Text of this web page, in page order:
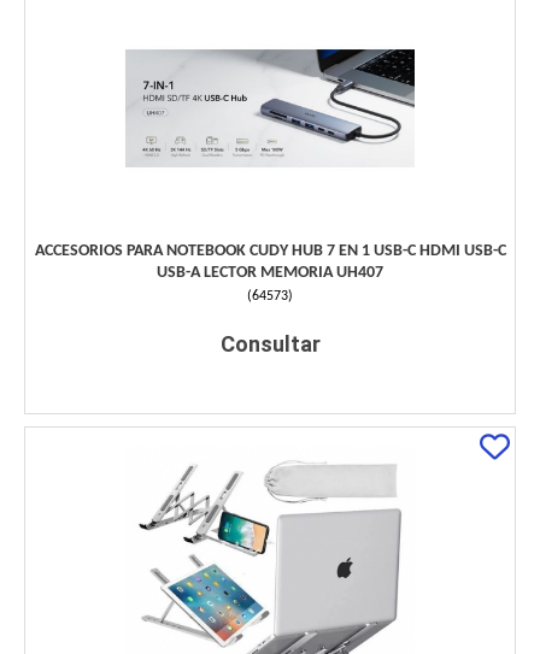
ACCESORIOS PARA NOTEBOOK CUDY HUB 7 EN 1 USB-C HDMI USB-C
USB-A LECTOR MEMORIA UH407
(64573)
Consultar